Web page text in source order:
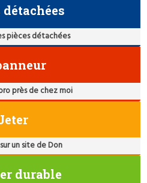
détachées
pièces détachées
près de chez moi
un site de Don
durable